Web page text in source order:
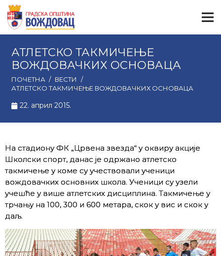
АТЛЕТСКО ТАКМИЧЕЊЕ
ВОЖДОВАЧКИХ ОСНОВАЦА
ПОЧЕТНА / ВЕСТИ
/
АТЛЕТСКО ТАКМИЧЕЊЕ ВОЖДОВАЧКИХ ОСНОВАЦА
22. април 2015.
На стадиону ФК „Црвена звезда“ у оквиру акције
Школски спорт, данас је одржано атлетско
такмичење у коме су учествовали ученици
вождовачких основних школа. Ученици су узели
учешће у више атлетских дисциплина. Такмичење у
трчању на 100, 300 и 600 метара, скок у вис и скок у
даљ.